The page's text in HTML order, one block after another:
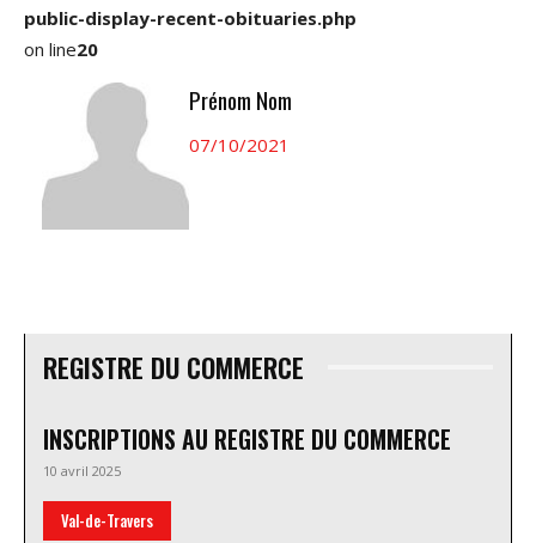
public-display-recent-obituaries.php
on line20
Prénom Nom
07/10/2021
REGISTRE DU COMMERCE
INSCRIPTIONS AU REGISTRE DU COMMERCE
10 avril 2025
Val-de-Travers